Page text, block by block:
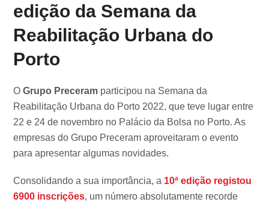
edição da Semana da
Reabilitação Urbana do
Porto
OGrupo Preceram participou na Semana da
Reabilitação Urbana do Porto 2022, que teve lugar entre
22 e 24 de novembro no Palácio da Bolsa no Porto. As
empresas do Grupo Preceram aproveitaram o evento
para apresentar algumas novidades.
Consolidando a sua importância, a 10ª edição registou
6900 inscrições, um número absolutamente recorde